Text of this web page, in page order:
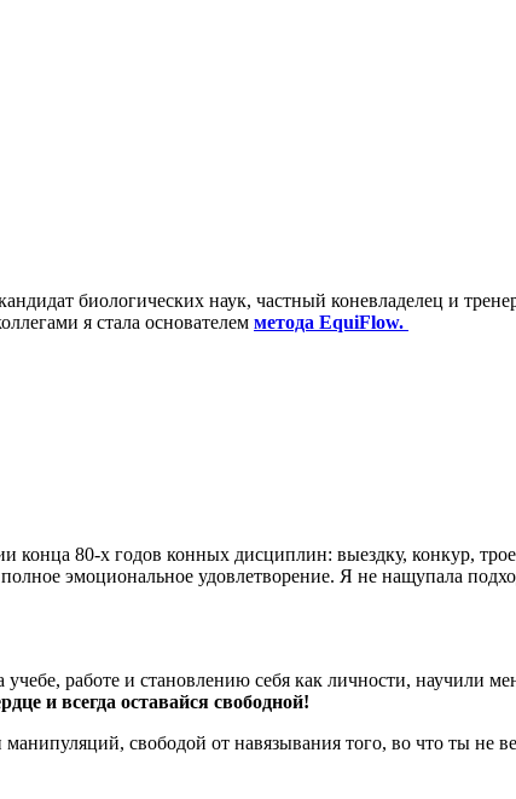
биологических наук, частный коневладелец и
я стала основателем метода EquiFlow.
80-х годов конных дисциплин: выездку, конкур,
эмоциональное удовлетворение. Я не нащупала
работе и становлению себя как личности, научили
и всегда оставайся свободной!
свободой от навязывания того, во что ты не